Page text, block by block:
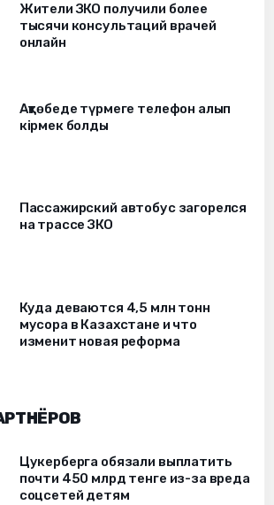
Жители ЗКО получили более
тысячи консультаций врачей
онлайн
Ақтөбеде түрмеге телефон алып
кірмек болды
Пассажирский автобус загорелся
на трассе ЗКО
Куда деваются 4,5 млн тонн
мусора в Казахстане и что
изменит новая реформа
Цукерберга обязали выплатить
почти 450 млрд тенге из-за вреда
соцсетей детям